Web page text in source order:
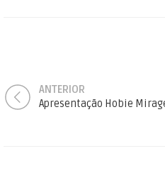
ANTERIOR
Apresentação Hobie